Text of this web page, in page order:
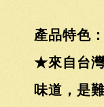
產品特色：
★來自台
味道，是